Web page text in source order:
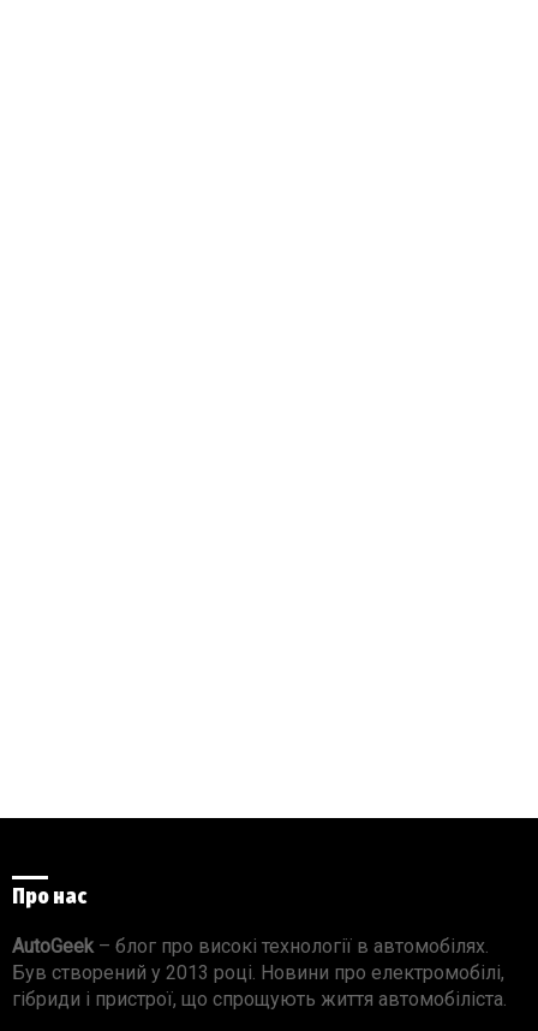
Про нас
AutoGeek– блог про високі технології в автомобілях.
Був створений у 2013 році. Новини про електромобілі,
гібриди і пристрої, що спрощують життя автомобіліста.